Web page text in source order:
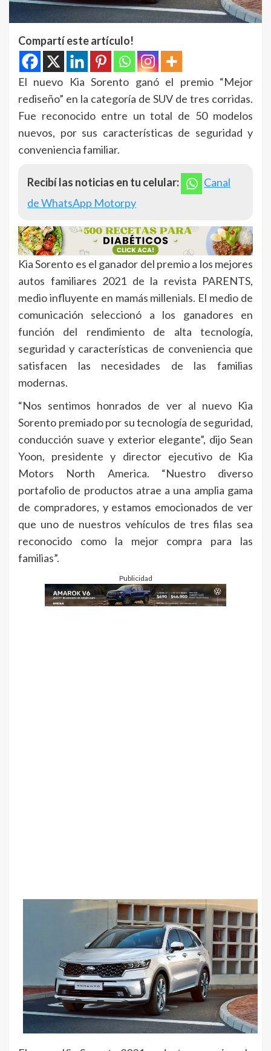
Compartí este artículo!
El nuevo Kia Sorento ganó el premio “Mejor
rediseño” en la categoría de SUV de tres corridas.
Fue reconocido entre un total de 50 modelos
nuevos, por sus características de seguridad y
conveniencia familiar.
Recibí las noticias en tu celular:
Canal
de WhatsApp Motorpy
Kia Sorento es el ganador del premio a los mejores
autos familiares 2021 de la revista PARENTS,
medio influyente en mamás millenials. El medio de
comunicación seleccionó a los ganadores en
función del rendimiento de alta tecnología,
seguridad y características de conveniencia que
satisfacen las necesidades de las familias
modernas.
“Nos sentimos honrados de ver al nuevo Kia
Sorento premiado por su tecnología de seguridad,
conducción suave y exterior elegante”, dijo Sean
Yoon, presidente y director ejecutivo de Kia
Motors North America. “Nuestro diverso
portafolio de productos atrae a una amplia gama
de compradores, y estamos emocionados de ver
que uno de nuestros vehículos de tres filas sea
reconocido como la mejor compra para las
familias”.
Publicidad